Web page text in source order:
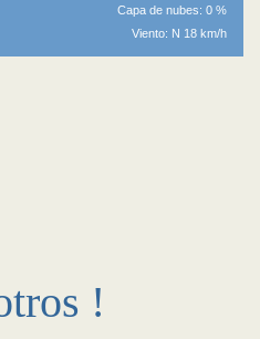
Capa de nubes: 0 %
Viento: N 18 km/h
!